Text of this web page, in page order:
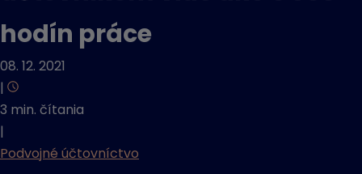
hodín práce
08. 12. 2021
|
3 min. čítania
|
Podvojné účtovníctvo